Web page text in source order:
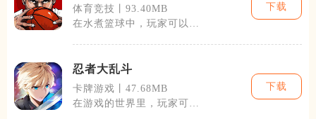
体育竞技丨93.40MB
在水煮篮球中，玩家可以根
下载
忍者大乱斗
卡牌游戏丨47.68MB
在游戏的世界里，玩家可以
下载